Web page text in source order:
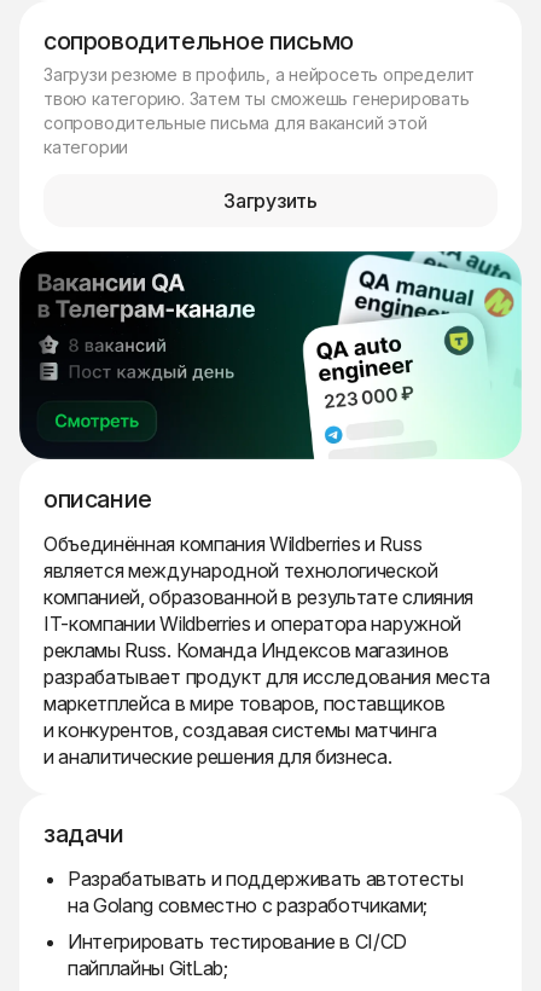
сопроводительное письмо
Загрузи резюме в профиль, а нейросеть определит
твою категорию. Затем ты сможешь генерировать
сопроводительные письма для вакансий этой
категории
Загрузить
описание
Объединённая компания Wildberries и Russ
является международной технологической
компанией, образованной в результате слияния
IT-компании Wildberries и оператора наружной
рекламы Russ. Команда Индексов магазинов
разрабатывает продукт для исследования места
маркетплейса в мире товаров, поставщиков
и конкурентов, создавая системы матчинга
и аналитические решения для бизнеса.
задачи
Разрабатывать и поддерживать автотесты
на Golang совместно с разработчиками;
Интегрировать тестирование в CI/CD
пайплайны GitLab;